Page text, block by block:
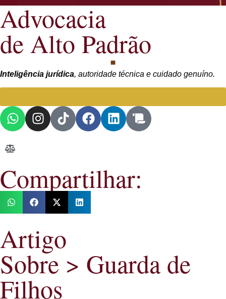
Advocacia
de Alto Padrão
Inteligência jurídica, autoridade técnica e cuidado genuíno.
Compartilhar:
Artigo
Sobre > Guarda de
Filhos